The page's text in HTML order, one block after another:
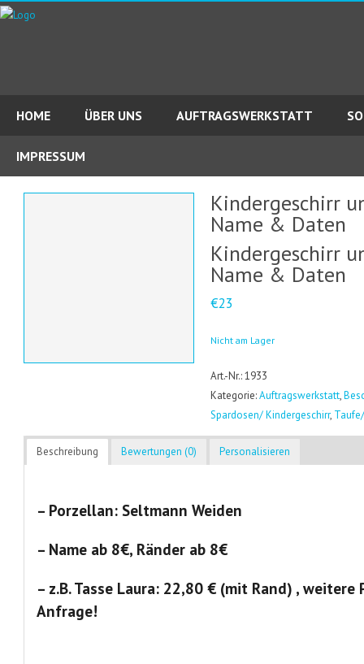
HOME ÜBER UNS AUFTRAGSWERKSTATT
IMPRESSUM
Kindergeschirr
Name & Daten
Kindergeschirr
Name & Daten
€23
Nicht am Lager
Art.-Nr.: 1933
Kategorie:Auftragswerkstatt,
Spardosen/ Kindergeschirr,
Beschreibung Bewertungen (0) Personalisieren
– Porzellan: Seltmann Weiden
– Name ab 8€, Ränder ab 8€
– z.B. Tasse Laura: 22,80 € (mit Rand) , weitere
Anfrage!